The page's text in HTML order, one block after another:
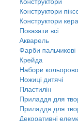
Конструктори
Конструктори
Показати всі
Акварель
Фарби пальчикові
Крейда
Набори
Ножиці дитячі
Пластилін
Приладдя для
Приладдя для
Декоративні